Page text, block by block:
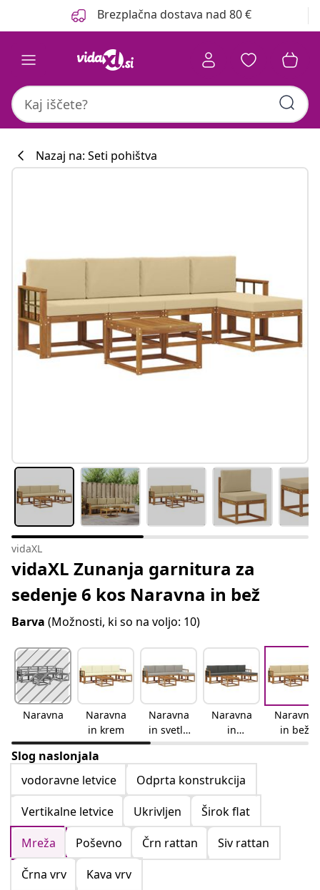
Brezplačna dostava nad 80 €
Nazaj na: Seti pohištva
vidaXL
vidaXL Zunanja garnitura za
sedenje 6 kos Naravna in bež
Barva (Možnosti, ki so na voljo: 10)
Naravna
Naravna
in krem
Naravna
in svetlo
siva
Naravna
in
antracitn
a
Naravna
in bež
Slog naslonjala
vodoravne letvice
Odprta konstrukcija
Vertikalne letvice
Ukrivljen
Širok flat
Mreža
Poševno Črn rattan
Siv rattan
Črna vrv
Kava vrv